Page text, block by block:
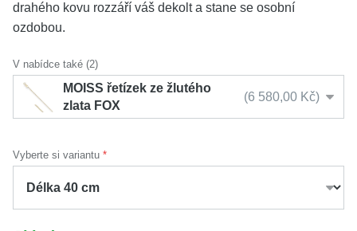
drahého kovu rozzáří váš dekolt a stane se osobní
ozdobou.
V nabídce také (2)
MOISS řetízek ze žlutého
zlata FOX
6 580,00 Kč
Vyberte si variantu